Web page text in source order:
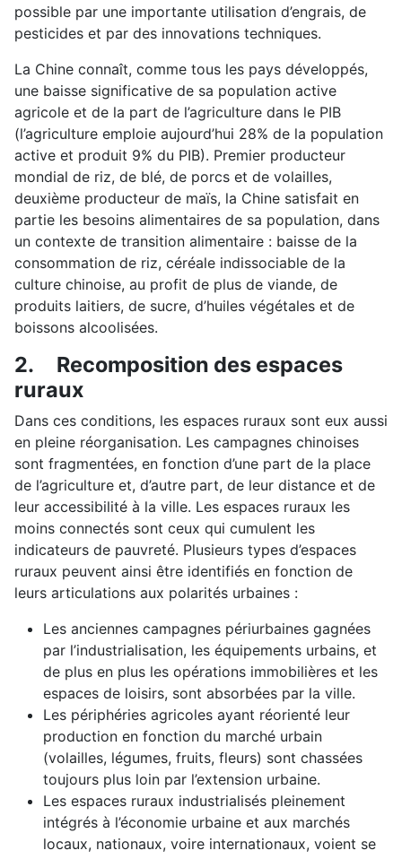
possible par une importante utilisation d’engrais, de
pesticides et par des innovations techniques.
La Chine connaît, comme tous les pays développés,
une baisse significative de sa population active
agricole et de la part de l’agriculture dans le PIB
(l’agriculture emploie aujourd’hui 28% de la population
active et produit 9% du PIB). Premier producteur
mondial de riz, de blé, de porcs et de volailles,
deuxième producteur de maïs, la Chine satisfait en
partie les besoins alimentaires de sa population, dans
un contexte de transition alimentaire : baisse de la
consommation de riz, céréale indissociable de la
culture chinoise, au profit de plus de viande, de
produits laitiers, de sucre, d’huiles végétales et de
boissons alcoolisées.
2. Recomposition des espaces
ruraux
Dans ces conditions, les espaces ruraux sont eux aussi
en pleine réorganisation. Les campagnes chinoises
sont fragmentées, en fonction d’une part de la place
de l’agriculture et, d’autre part, de leur distance et de
leur accessibilité à la ville. Les espaces ruraux les
moins connectés sont ceux qui cumulent les
indicateurs de pauvreté. Plusieurs types d’espaces
ruraux peuvent ainsi être identifiés en fonction de
leurs articulations aux polarités urbaines :
Les anciennes campagnes périurbaines gagnées
par l’industrialisation, les équipements urbains, et
de plus en plus les opérations immobilières et les
espaces de loisirs, sont absorbées par la ville.
Les périphéries agricoles ayant réorienté leur
production en fonction du marché urbain
(volailles, légumes, fruits, fleurs) sont chassées
toujours plus loin par l’extension urbaine.
Les espaces ruraux industrialisés pleinement
intégrés à l’économie urbaine et aux marchés
locaux, nationaux, voire internationaux, voient se